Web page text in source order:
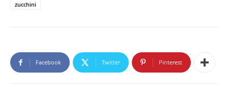
zucchini
Facebook Twitter Pinterest